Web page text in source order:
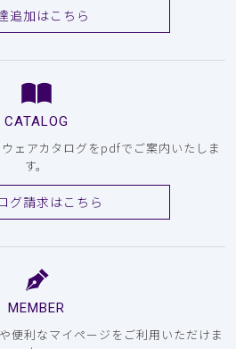
追加はこちら
CATALOG
ェアカタログをpdfでご案内いたしま
す。
グ請求はこちら
MEMBER
便利なマイページをご利用いただけま